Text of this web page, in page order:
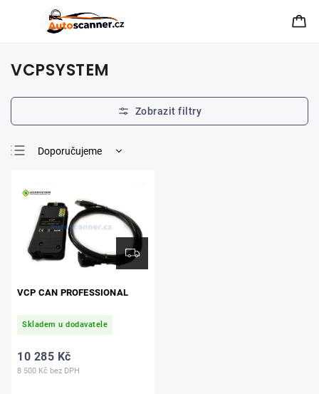
VCPSYSTEM
Doporučujeme
Nejdražší
Nejprodávanější
Abecedně
VCP CAN PROFESSIONAL
Skladem u dodavatele
8 500 Kč bez DPH
10 285 Kč